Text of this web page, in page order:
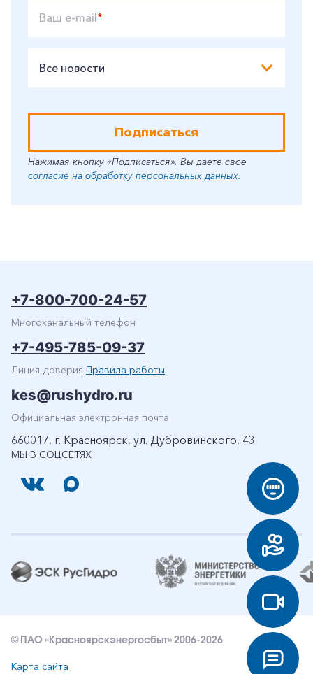
Ваш e-mail*
Все новости
Подписаться
Нажимая кнопку «Подписаться», Вы даете свое
согласие на обработку персональных данных.
МЫ В СОЦСЕТЯХ
+7-800-700-24-57
Многоканальный телефон
+7-495-785-09-37
Линия доверия Правила работы
kes@rushydro.ru
Официальная электронная почта
660017, г. Красноярск, ул. Дубровинского, 43
© ПАО «Красноярскэнергосбыт» 2006-2026
Карта сайта